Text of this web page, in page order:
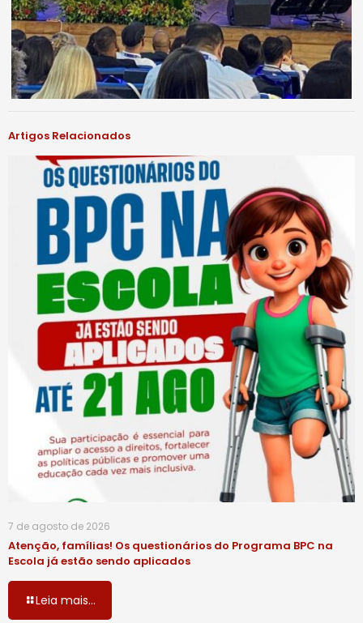
Artigos Relacionados
7 de agosto de 2026
Atenção, famílias! Os questionários do Programa BPC na
Escola já estão sendo aplicados
Leia mais...